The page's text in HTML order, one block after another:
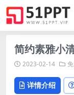
简约素雅小
2023-02-14
详情介绍